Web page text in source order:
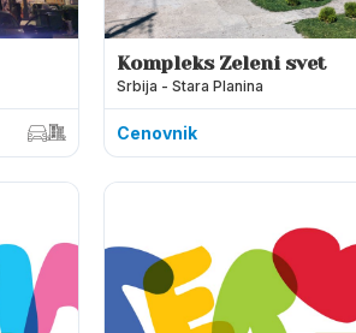
Kompleks Zeleni svet
Srbija - Stara Planina
Cenovnik